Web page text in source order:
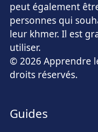
peut également
personnes qui
leur khmer. Il est
utiliser.
© 2026 Apprendre
droits réservés.
Guides